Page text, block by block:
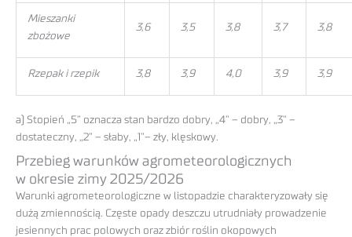
Mieszanki
zbożowe
3,6 3,5 3,8 3,7 3,8
Rzepak i rzepik 3,8 3,9 4,0 3,9 3,9
a) Stopień „5” oznacza stan bardzo dobry, „4” – dobry, „3” –
dostateczny, „2” – słaby, „1”– zły, klęskowy.
Przebieg warunków agrometeorologicznych
w okresie zimy 2025/2026
Warunki agrometeorologiczne w listopadzie charakteryzowały się
dużą zmiennością. Częste opady deszczu utrudniały prowadzenie
jesiennych prac polowych oraz zbiór roślin okopowych